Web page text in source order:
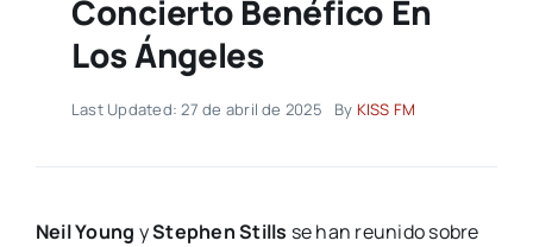
Concierto Benéfico En
Los Ángeles
Last Updated: 27 de abril de 2025 By KISS FM
Neil Young yStephen Stills se han reunido sobre